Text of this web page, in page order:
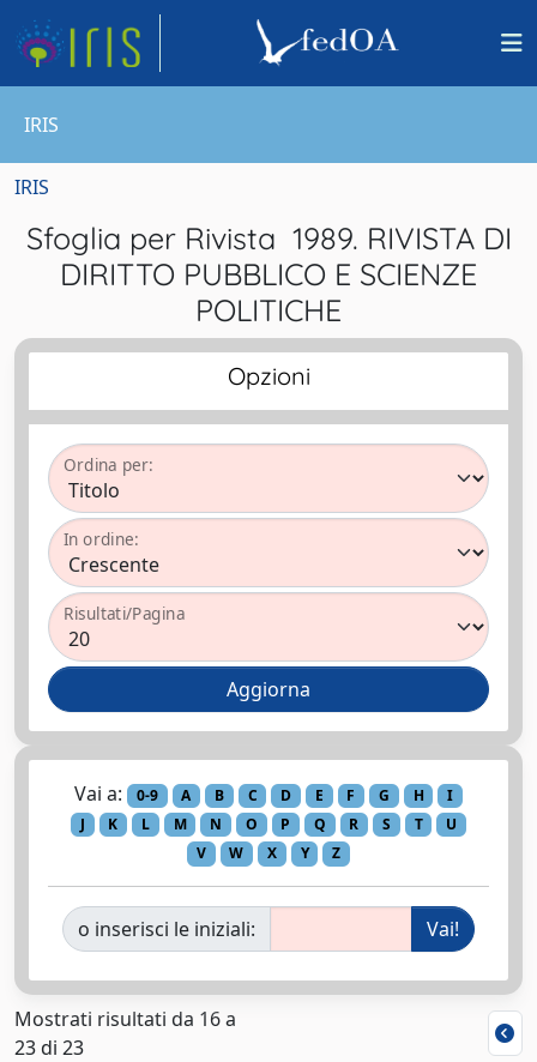
IRIS
IRIS
Sfoglia per Rivista 1989. RIVISTA DI
DIRITTO PUBBLICO E SCIENZE
POLITICHE
Opzioni
Ordina per:
In ordine:
Risultati/Pagina
Vai a: 0-9 A B C D E F G H
I
J
K L M N O P Q R S T
U
V
W X Y Z
o inserisci le iniziali:
Mostrati risultati da 16 a
23 di 23